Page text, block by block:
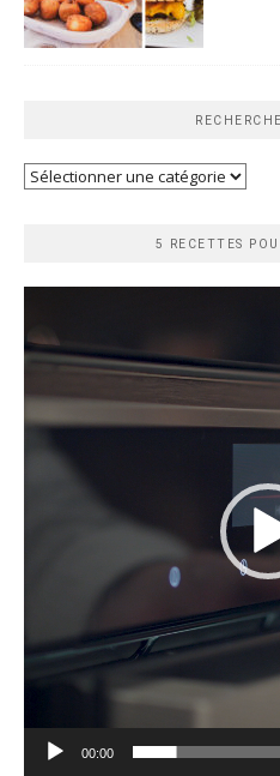
Recherche
5 RECETTES
00:00